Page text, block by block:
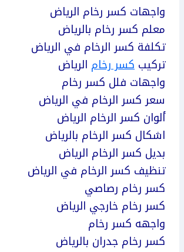
واجهات كسر رخام الرياض
معلم كسر رخام بالرياض
تكلفة كسر الرخام في الرياض
تركيب كسر رخام الرياض
واجهات فلل كسر رخام
سعر كسر الرخام في الرياض
ألوان كسر الرخام الرياض
اشكال كسر الرخام بالرياض
بديل كسر الرخام الرياض
تنظيف كسر الرخام في الرياض
كسر رخام رصاصي
كسر رخام خارجي الرياض
واجهه كسر رخام
كسر رخام جدران بالرياض